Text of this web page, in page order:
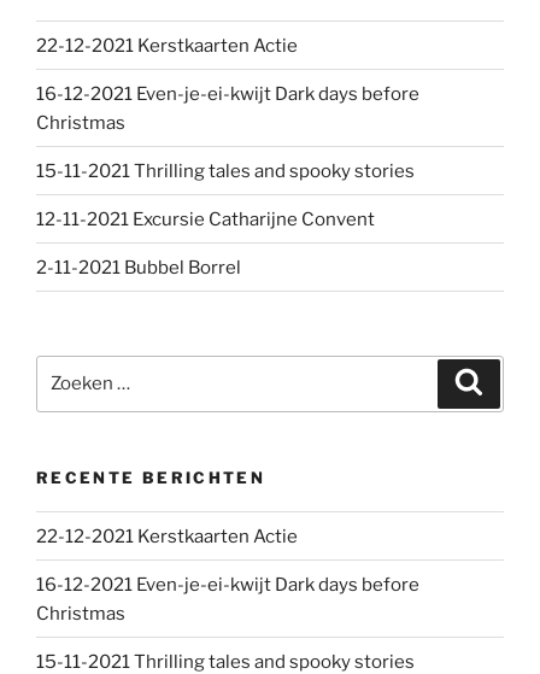
22-12-2021 Kerstkaarten Actie
16-12-2021 Even-je-ei-kwijt Dark days before
Christmas
15-11-2021 Thrilling tales and spooky stories
12-11-2021 Excursie Catharijne Convent
2-11-2021 Bubbel Borrel
naar:
RECENTE BERICHTEN
22-12-2021 Kerstkaarten Actie
16-12-2021 Even-je-ei-kwijt Dark days before
Christmas
15-11-2021 Thrilling tales and spooky stories